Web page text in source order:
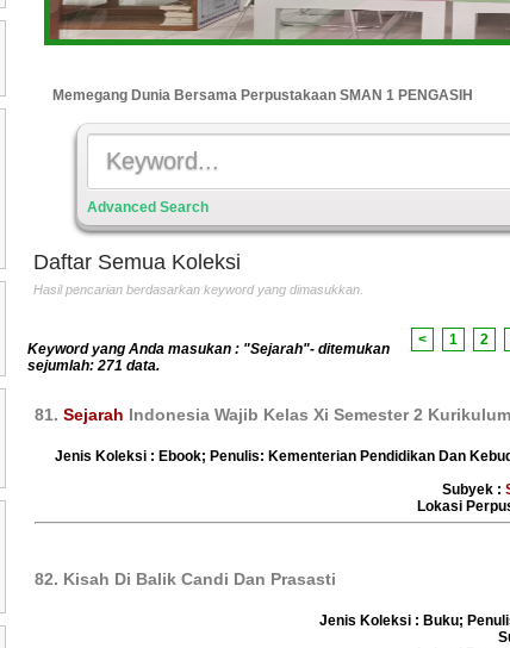
Memegang Dunia Bersama Perpustakaan SMAN 1 PENGASIH
Advanced Search
Daftar Semua Koleksi
Hasil pencarian berdasarkan keyword yang dimasukkan.
< 1 2
Keyword yang Anda masukan : "Sejarah"- ditemukan
sejumlah: 271 data.
81. Sejarah Indonesia Wajib Kelas Xi Semester 2
Jenis Koleksi : Ebook; Penulis: Kementerian Pendidikan Dan
Subyek :
Lokasi
82. Kisah Di Balik Candi Dan Prasasti
Jenis Koleksi : Buku;